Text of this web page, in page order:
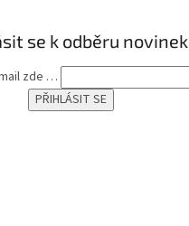
se k odběru novinek
zde …